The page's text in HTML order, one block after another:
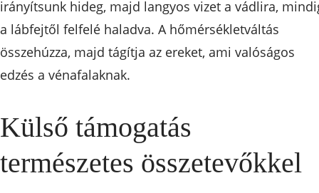
irányítsunk hideg, majd langyos vizet a vádlira,
a lábfejtől felfelé haladva. A hőmérsékletváltás
összehúzza, majd tágítja az ereket, ami valóságos
edzés a vénafalaknak.
Külső támogatás
természetes összetevőkkel